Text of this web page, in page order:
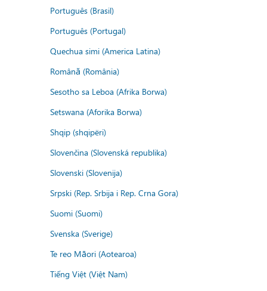
Português (Brasil)
Português (Portugal)
Quechua simi (America Latina)
Română (România)
Sesotho sa Leboa (Afrika Borwa)
Setswana (Aforika Borwa)
Shqip (shqipëri)
Slovenčina (Slovenská republika)
Slovenski (Slovenija)
Srpski (Rep. Srbija i Rep. Crna Gora)
Suomi (Suomi)
Svenska (Sverige)
Te reo Māori (Aotearoa)
Tiếng Việt (Việt Nam)